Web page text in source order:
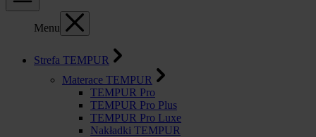
Menu
Strefa TEMPUR
Materace TEMPUR
TEMPUR Pro
TEMPUR Pro Plus
TEMPUR Pro Luxe
Nakładki TEMPUR